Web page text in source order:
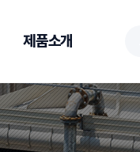
제품소개